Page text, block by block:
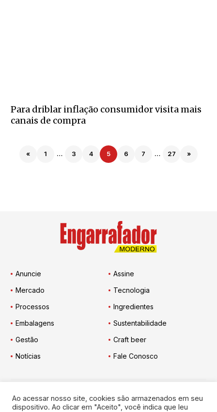
Para driblar inflação consumidor visita mais
canais de compra
« 1 … 3 4 5 6 7 … 27 »
Anuncie
Assine
Mercado
Tecnologia
Processos
Ingredientes
Embalagens
Sustentabilidade
Gestão
Craft beer
Notícias
Fale Conosco
Engarrafador Moderno nas Redes:
Ao acessar nosso site, cookies são armazenados em seu
dispositivo. Ao clicar em "Aceito", você indica que leu